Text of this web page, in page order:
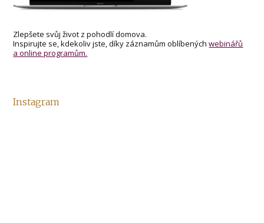
Zlepšete svůj život z pohodlí domova.
Inspirujte se, kdekoliv jste, díky záznamům oblíbenýchwebinářů
a online programům.
Instagram